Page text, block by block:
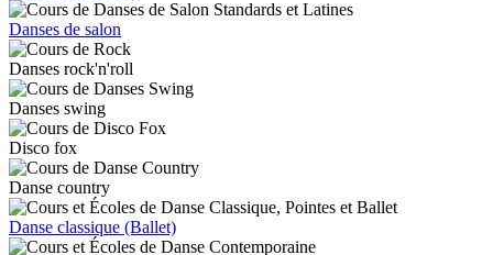
Danses de salon
Danses rock'n'roll
Danses swing
Disco fox
Danse country
Danse classique (Ballet)